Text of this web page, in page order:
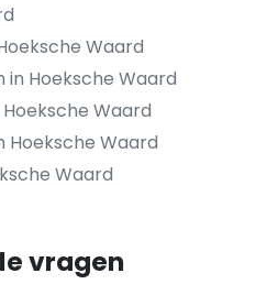
Waard
in Hoeksche Waard
Waard
Hoeksche Waard
Waard
vragen